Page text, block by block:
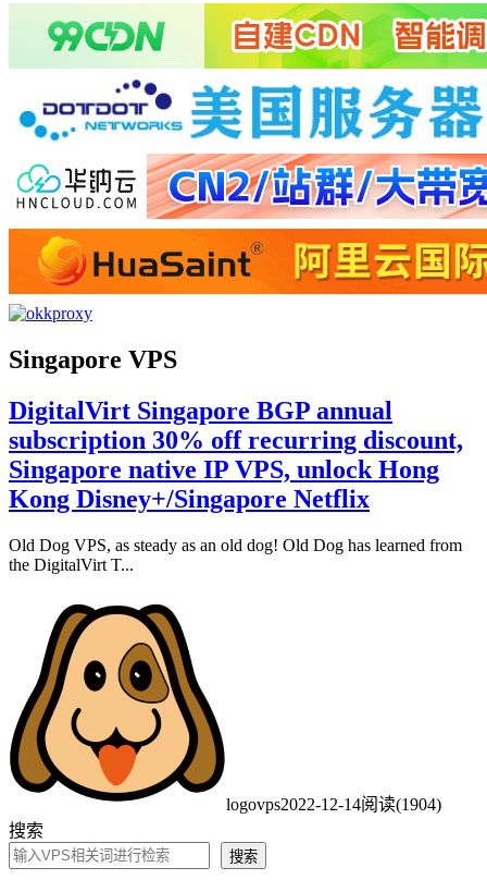
Singapore VPS
DigitalVirt Singapore BGP annual
subscription 30% off recurring discount,
Singapore native IP VPS, unlock Hong
Kong Disney+/Singapore Netflix
Old Dog VPS, as steady as an old dog! Old Dog has learned from
the DigitalVirt T...
logovps2022-12-14阅读(1904)
搜索
搜索